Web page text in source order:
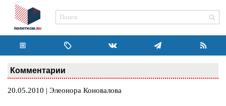
Комментарии
20.05.2010 | Элеонора Коновалова